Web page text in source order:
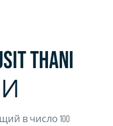
THANI
в число 100